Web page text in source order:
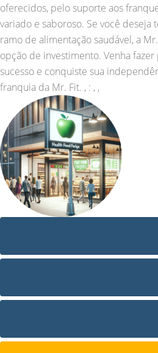
oferecidos, pelo suporte aos
variado e saboroso. Se você
ramo de alimentação saudável, a
opção de investimento. Venha
sucesso e conquiste sua
franquia da Mr. Fit. , : , ,